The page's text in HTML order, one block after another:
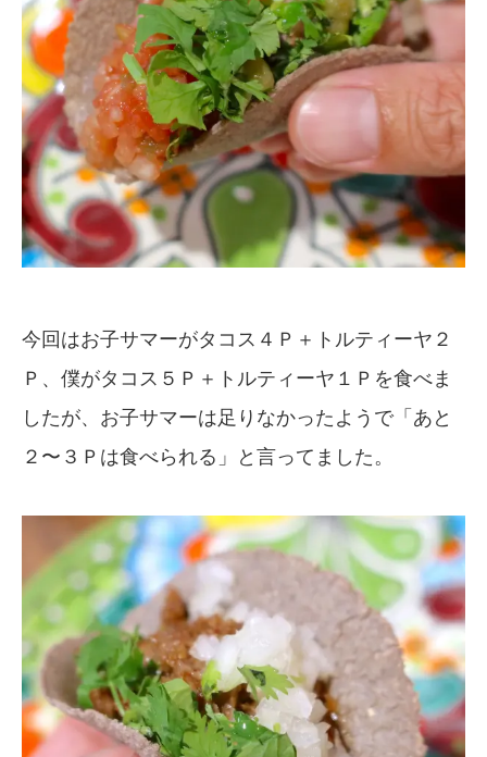
今回はお子サマーがタコス４Ｐ＋トルティーヤ２
Ｐ、僕がタコス５Ｐ＋トルティーヤ１Ｐを食べま
したが、お子サマーは足りなかったようで「あと
２〜３Ｐは食べられる」と言ってました。